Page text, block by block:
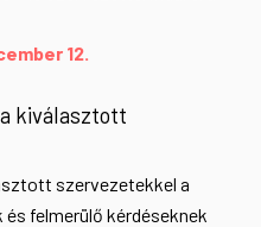
12.
kiválasztott
szervezetekkel a
felmerülő kérdéseknek